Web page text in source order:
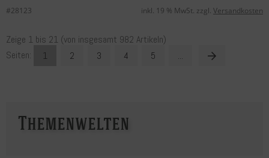
#28123 inkl. 19 % MwSt. zzgl. Versandkosten
Zeige 1 bis 21 (von insgesamt 982 Artikeln)
Seiten:
1 2 3 4 5 ...
Themenwelten